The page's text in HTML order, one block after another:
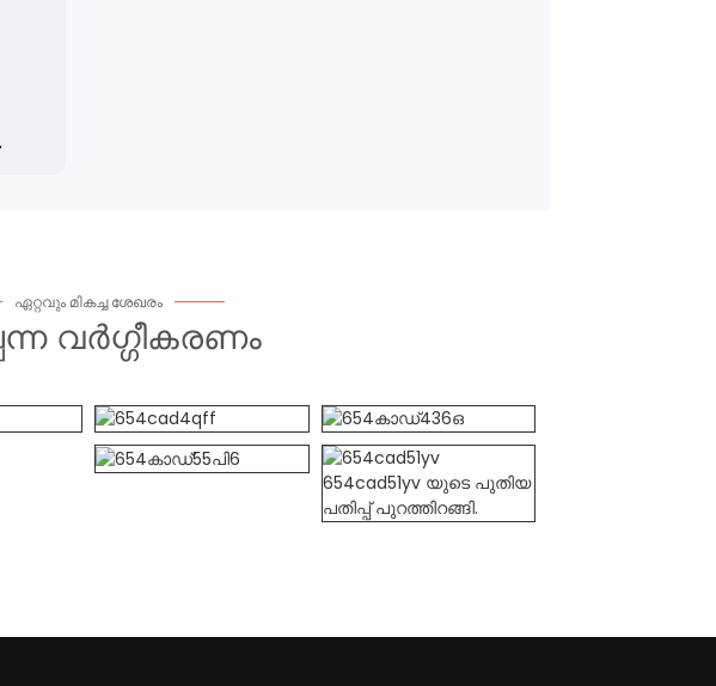
ഏറ്റവും മികച്ച ശേഖരം
വർഗ്ഗീകരണം